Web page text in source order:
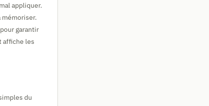
appliquer.
garantir
affiche les
du